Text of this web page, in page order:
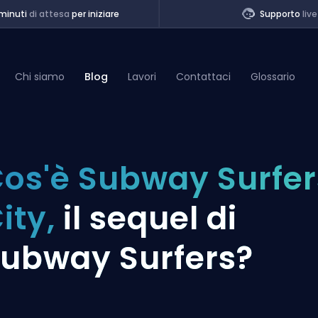
di attesa per iniziare Supporto live
Chi siamo Blog Lavori Contattaci Glossario
Subway
il sequel di
Surfers?